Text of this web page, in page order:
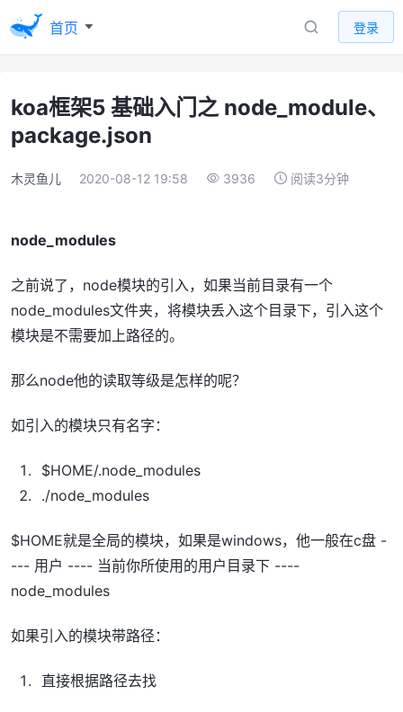
首页 登录
koa框架5 基础入门之 node_module、
package.json
木灵鱼儿 2020-08-12 19:58 3936 阅读3分钟
node_modules
之前说了，node模块的引入，如果当前目录有一个
node_modules文件夹，将模块丢入这个目录下，引入这个
模块是不需要加上路径的。
那么node他的读取等级是怎样的呢？
如引入的模块只有名字：
$HOME/.node_modules
./node_modules
$HOME就是全局的模块，如果是windows，他一般在c盘 -
--- 用户 ---- 当前你所使用的用户目录下 ----
node_modules
如果引入的模块带路径：
直接根据路径去找